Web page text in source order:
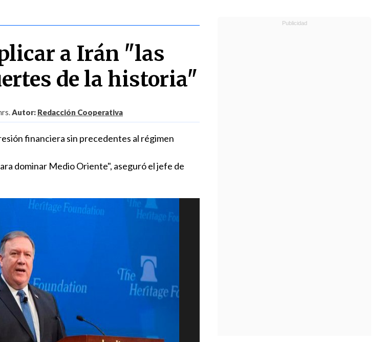
a Irán "las
de la historia"
Autor: Redacción Cooperativa
financiera sin precedentes al régimen
dominar Medio Oriente", aseguró el jefe de